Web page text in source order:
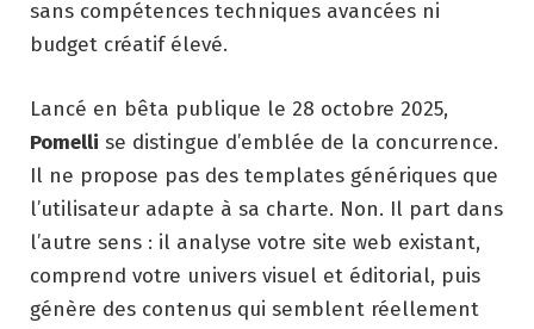
sans compétences techniques avancées ni
budget créatif élevé.
Lancé en bêta publique le 28 octobre 2025,
Pomelli se distingue d’emblée de la concurrence.
Il ne propose pas des templates génériques que
l’utilisateur adapte à sa charte. Non. Il part dans
l’autre sens : il analyse votre site web existant,
comprend votre univers visuel et éditorial, puis
génère des contenus qui semblent réellement